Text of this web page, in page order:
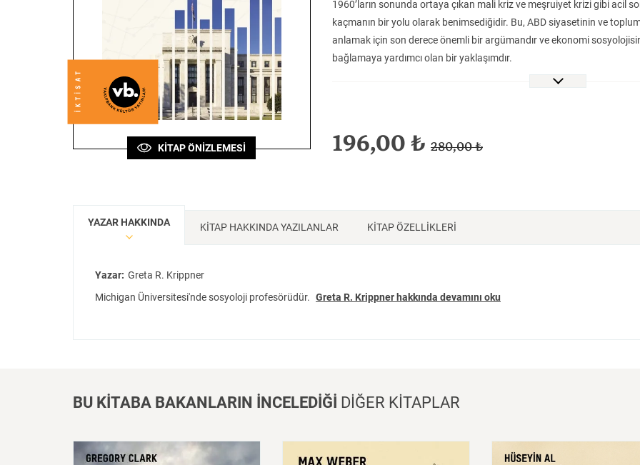
Klasik Bilim
Felsefe
Tarih
Tarih
KİTAP ÖNİZLEMESİ
1960’ların sonunda ortaya çıkan mali kriz ve meşruiyet krizi gibi acil
kaçmanın bir yolu olarak benimsediğidir. Bu, ABD siyasetinin ve
anlamak için son derece önemli bir argümandır ve ekonomi
bağlamaya yardımcı olan bir yaklaşımdır.
Michigan Üniversitesi Sosyoloji Bölümü hocalarından Greta R.
1979’da sıkı para politikalarına geçişin ardından para politikasının
196,00 ₺ 280,00 ₺
YAZAR HAKKINDA KİTAP HAKKINDA YAZILANLAR KİTAP ÖZELLİKLERİ
Yazar: Greta R. Krippner
Michigan Üniversitesi'nde sosyoloji profesörüdür. Greta R. Krippner hakkında devamını oku
BU KİTABA BAKANLARIN İNCELEDİĞİ DİĞER KİTAPLAR